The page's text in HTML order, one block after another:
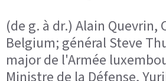
(de g. à dr.) Alain Quevrin,
Belgium; général Steve
major de l'Armée
Ministre de la Défense,